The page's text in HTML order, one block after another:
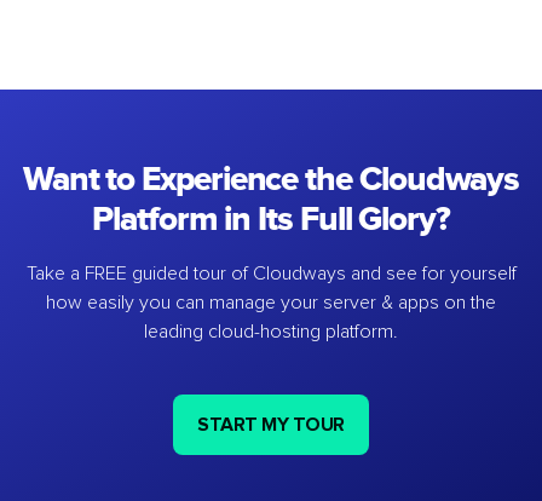
Want to Experience the Cloudways
Platform in Its Full Glory?
Take a FREE guided tour of Cloudways and see for yourself
how easily you can manage your server & apps on the
leading cloud-hosting platform.
START MY TOUR